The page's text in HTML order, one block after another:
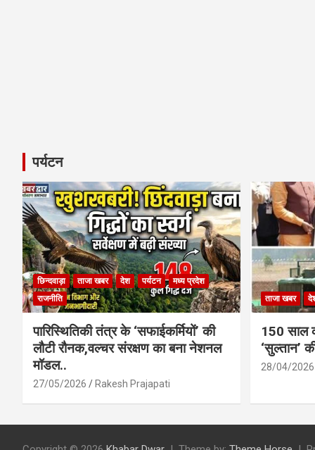
पर्यटन
छिन्दवाड़ा ताजा खबर देश पर्यटन
मध्य प्रदेश
राजनीति
पारिस्थितिकी तंत्र के ‘सफाईकर्मियों’ की
लौटी रौनक,वल्चर संरक्षण का बना नेशनल
मॉडल..
27/05/2026 Rakesh Prajapati
ताजा खबर
150 साल
‘सुल्तान’
28/04/2026